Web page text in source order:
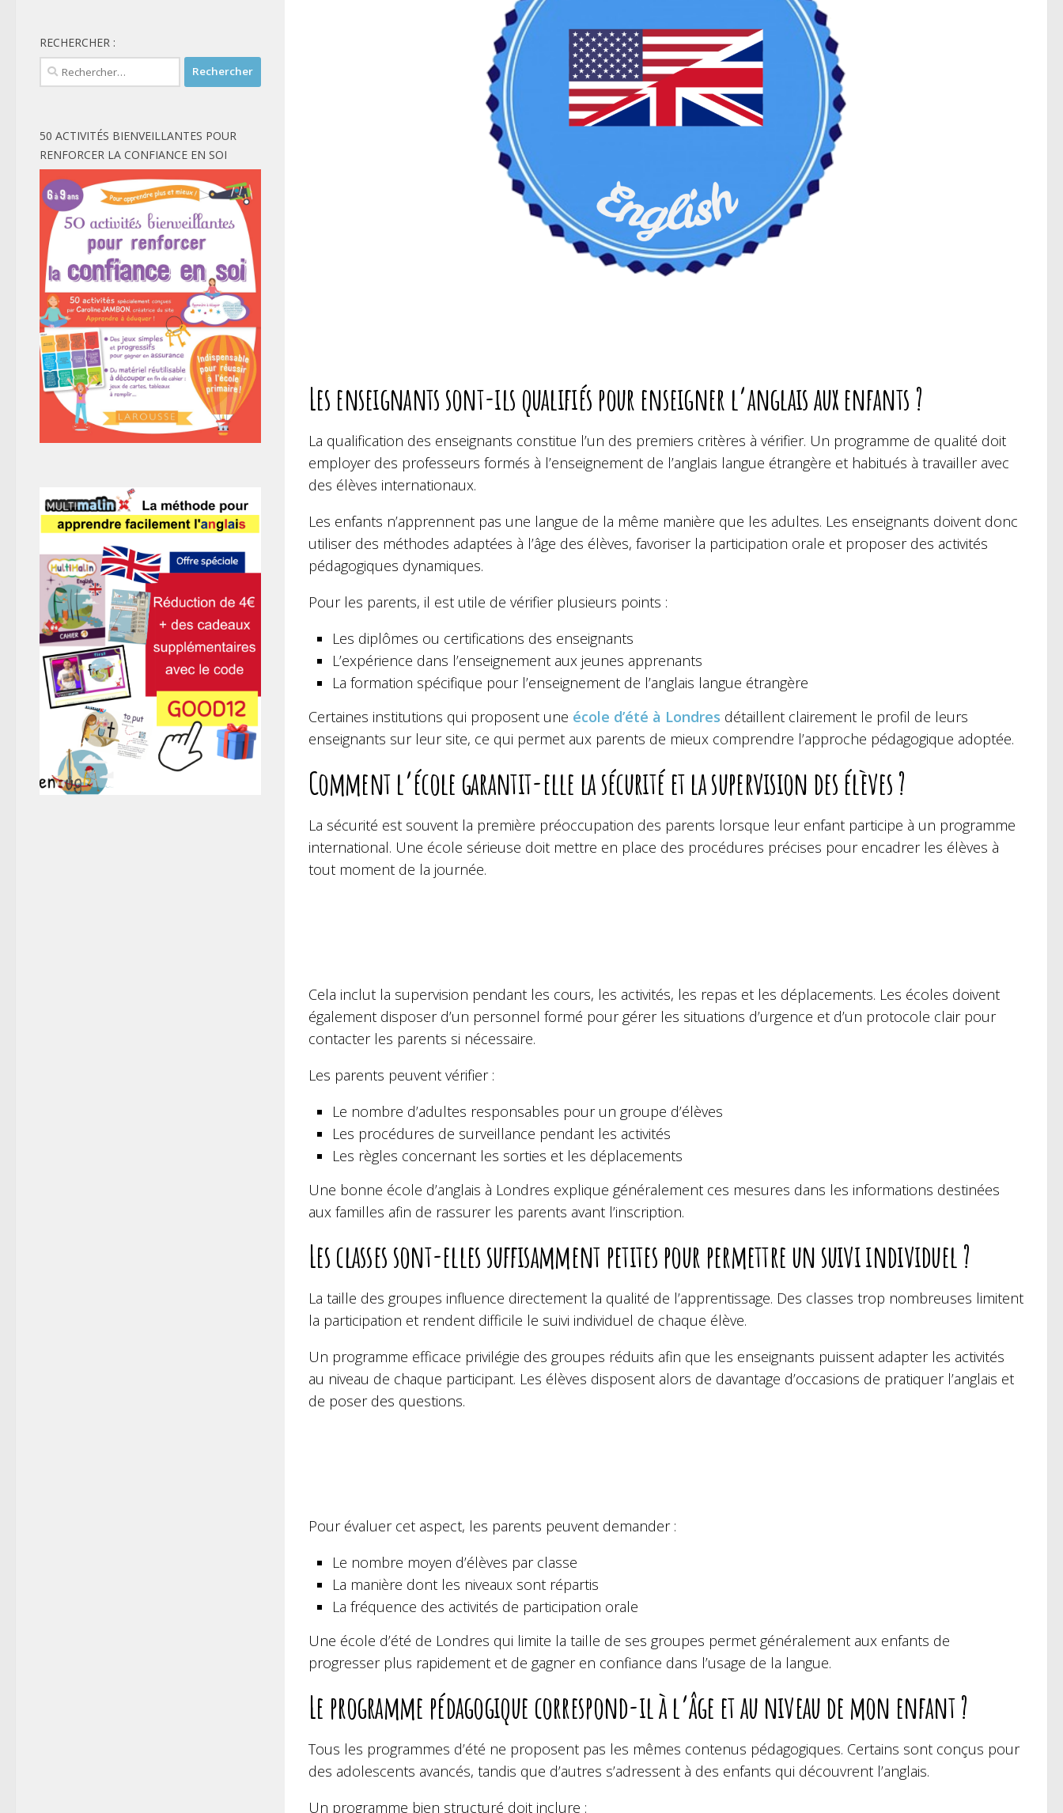
Les enseignants sont-ils qualifiés pour enseigner l’anglais aux enfants ?
La qualification des enseignants constitue l’un des premiers critères à vérifier. Un programme de qualité doit
employer des professeurs formés à l’enseignement de l’anglais langue étrangère et habitués à travailler avec
des élèves internationaux.
Les enfants n’apprennent pas une langue de la même manière que les adultes. Les enseignants doivent donc
utiliser des méthodes adaptées à l’âge des élèves, favoriser la participation orale et proposer des activités
pédagogiques dynamiques.
Pour les parents, il est utile de vérifier plusieurs points :
Les diplômes ou certifications des enseignants
L’expérience dans l’enseignement aux jeunes apprenants
La formation spécifique pour l’enseignement de l’anglais langue étrangère
Certaines institutions qui proposent une école d’été à Londres détaillent clairement le profil de leurs
enseignants sur leur site, ce qui permet aux parents de mieux comprendre l’approche pédagogique adoptée.
Comment l’école garantit-elle la sécurité et la supervision des élèves ?
La sécurité est souvent la première préoccupation des parents lorsque leur enfant participe à un programme
international. Une école sérieuse doit mettre en place des procédures précises pour encadrer les élèves à
tout moment de la journée.
Cela inclut la supervision pendant les cours, les activités, les repas et les déplacements. Les écoles doivent
également disposer d’un personnel formé pour gérer les situations d’urgence et d’un protocole clair pour
contacter les parents si nécessaire.
Les parents peuvent vérifier :
Le nombre d’adultes responsables pour un groupe d’élèves
Les procédures de surveillance pendant les activités
Les règles concernant les sorties et les déplacements
Une bonne école d’anglais à Londres explique généralement ces mesures dans les informations destinées
aux familles afin de rassurer les parents avant l’inscription.
Les classes sont-elles suffisamment petites pour permettre un suivi individuel ?
La taille des groupes influence directement la qualité de l’apprentissage. Des classes trop nombreuses limitent
la participation et rendent difficile le suivi individuel de chaque élève.
Un programme efficace privilégie des groupes réduits afin que les enseignants puissent adapter les activités
au niveau de chaque participant. Les élèves disposent alors de davantage d’occasions de pratiquer l’anglais et
de poser des questions.
Pour évaluer cet aspect, les parents peuvent demander :
Le nombre moyen d’élèves par classe
La manière dont les niveaux sont répartis
La fréquence des activités de participation orale
Une école d’été de Londres qui limite la taille de ses groupes permet généralement aux enfants de
progresser plus rapidement et de gagner en confiance dans l’usage de la langue.
Le programme pédagogique correspond-il à l’âge et au niveau de mon enfant ?
Tous les programmes d’été ne proposent pas les mêmes contenus pédagogiques. Certains sont conçus pour
des adolescents avancés, tandis que d’autres s’adressent à des enfants qui découvrent l’anglais.
Un programme bien structuré doit inclure :
RECHERCHER :
Rechercher :
50 ACTIVITÉS BIENVEILLANTES POUR
RENFORCER LA CONFIANCE EN SOI